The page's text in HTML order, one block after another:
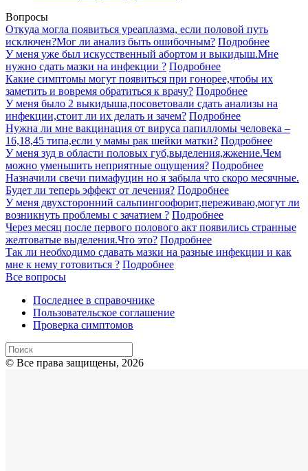
Вопросы
Откуда могла появиться уреаплазма, если половой путь
исключен?Мог ли анализ быть ошибочным? Подробнее
У меня уже был искусственный абортом и выкидыш.Мне
нужно сдать мазки на инфекции ? Подробнее
Какие симптомы могут появиться при гонорее,чтобы их
заметить и вовремя обратиться к врачу? Подробнее
У меня было 2 выкидыша,посоветовали сдать анализы на
инфекции,стоит ли их делать и зачем? Подробнее
Нужна ли мне вакцинация от вируса папилломы человека –
16,18,45 типа,если у мамы рак шейки матки? Подробнее
У меня зуд в области половых губ,выделения,жжение.Чем
можно уменьшить неприятные ощущения? Подробнее
Назначили свечи пимафуцин но я забыла что скоро месячные.
Будет ли теперь эффект от лечения? Подробнее
У меня двухсторонний сальпингоофорит,переживаю,могут ли
возникнуть проблемы с зачатием ? Подробнее
Через месяц после первого полового акт появились странные
желтоватые выделения.Что это? Подробнее
Так ли необходимо сдавать мазки на разные инфекции и как
мне к нему готовиться ? Подробнее
Все вопросы
Последнее в справочнике
Пользовательское соглашение
Проверка симптомов
© Все права защищены, 2026